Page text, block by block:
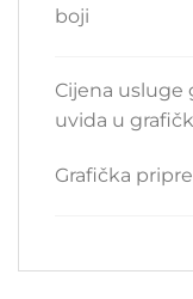
boji
Cijena usluge
uvida u
Grafička